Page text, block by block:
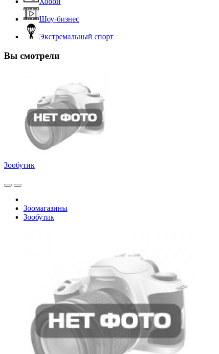
Шоу-бизнес
Экстремальный спорт
Вы смотрели
Зообутик
Зоомагазины
Зообутик